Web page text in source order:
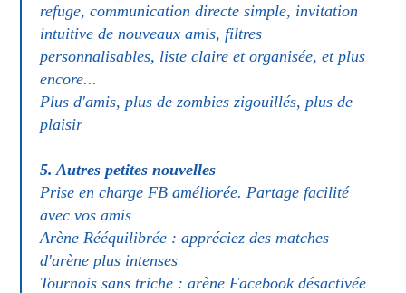
refuge, communication directe simple, invitation
intuitive de nouveaux amis, filtres
personnalisables, liste claire et organisée, et plus
encore...
Plus d'amis, plus de zombies zigouillés, plus de
plaisir
5. Autres petites nouvelles
Prise en charge FB améliorée. Partage facilité
avec vos amis
Arène Rééquilibrée : appréciez des matches
d'arène plus intenses
Tournois sans triche : arène Facebook désactivée